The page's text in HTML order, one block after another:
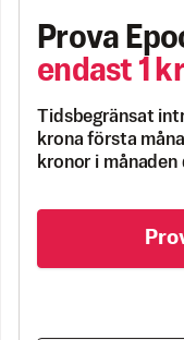
Prova
endast 1
Tidsbegränsat
krona första
kronor i